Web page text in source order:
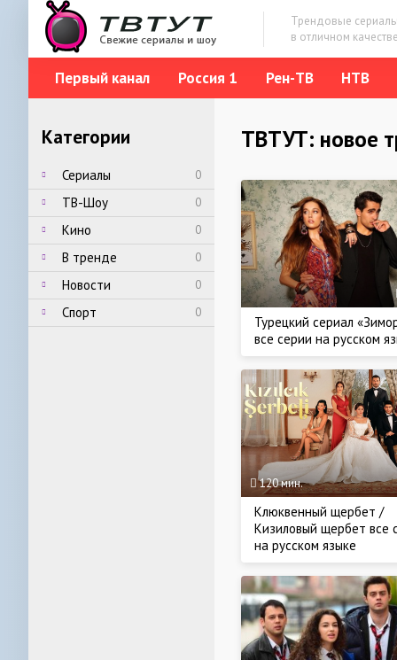
ТВТУТ: новое
Турецкий сериал
все серии на русском
Клюквенный щербет /
Кизиловый щербет все
на русском языке
120 мин.
Категории
Сериалы 0
ТВ-Шоу 0
Кино 0
В тренде 0
Новости 0
Спорт 0
Первый канал Россия 1 Рен-ТВ НТВ
Трендовые
в отличном качестве